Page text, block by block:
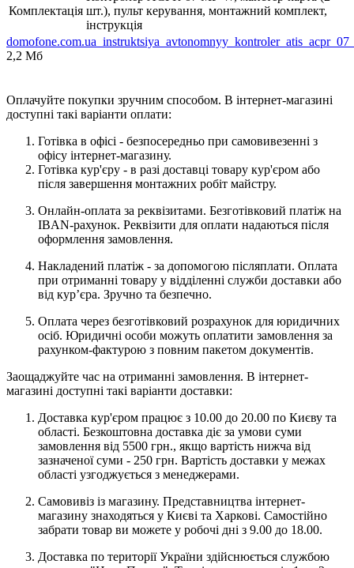
Комплектація шт.), пульт керування, монтажний комплект,
інструкція
2,2 Мб
Оплачуйте покупки зручним способом. В інтернет-магазині
доступні такі варіанти оплати:
Готівка в офісі - безпосередньо при самовивезенні з
офісу інтернет-магазину.
Готівка кур'єру - в разі доставці товару кур'єром або
після завершення монтажних робіт майстру.
Онлайн-оплата за реквізитами. Безготівковий платіж на
IBAN-рахунок. Реквізити для оплати надаються після
оформлення замовлення.
Накладений платіж - за допомогою післяплати. Оплата
при отриманні товару у відділенні служби доставки або
від кур’єра. Зручно та безпечно.
Оплата через безготівковий розрахунок для юридичних
осіб. Юридичні особи можуть оплатити замовлення за
рахунком-фактурою з повним пакетом документів.
Заощаджуйте час на отриманні замовлення. В інтернет-
магазині доступні такі варіанти доставки:
Доставка кур'єром працює з 10.00 до 20.00 по Києву та
області. Безкоштовна доставка діє за умови суми
замовлення від 5500 грн., якщо вартість нижча від
зазначеної суми - 250 грн. Вартість доставки у межах
області узгоджується з менеджерами.
Самовивіз із магазину. Представництва інтернет-
магазину знаходяться у Києві та Харкові. Самостійно
забрати товар ви можете у робочі дні з 9.00 до 18.00.
Доставка по території України здійснюється службою